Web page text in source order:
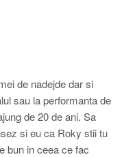
de nadejde dar si
sau la performanta de
de 20 de ani. Sa
si eu ca Roky stii tu
bun in ceea ce fac